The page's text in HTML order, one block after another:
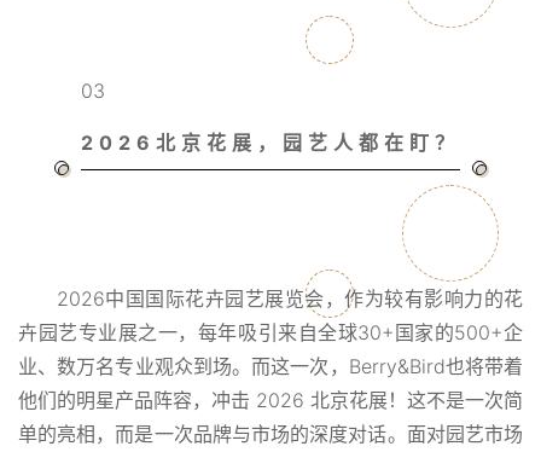
03
2026北京花展，园艺人都在盯？
2026中国国际花卉园艺展览会，作为较有影响力的花
卉园艺专业展之一，每年吸引来自全球30+国家的500+企
业、数万名专业观众到场。而这一次，Berry&Bird也将带着
他们的明星产品阵容，冲击 2026 北京花展！这不是一次简
单的亮相，而是一次品牌与市场的深度对话。面对园艺市场